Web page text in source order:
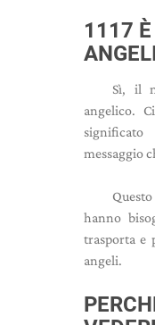
1117
Sì, il
angelico.
messaggio
hanno
trasporta e
angeli.